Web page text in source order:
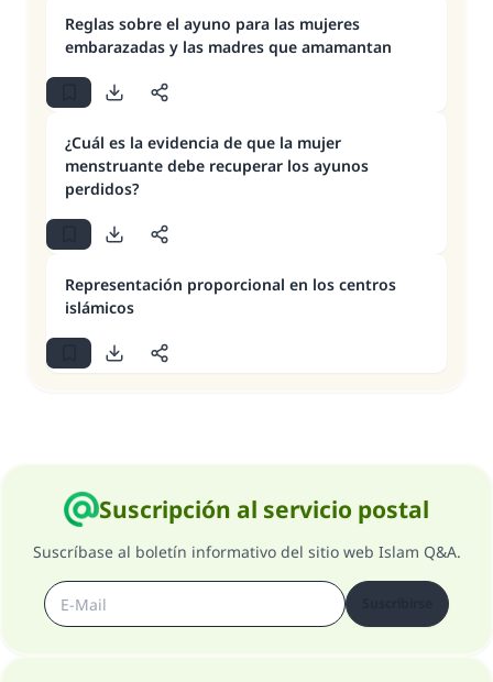
Reglas sobre el ayuno para las mujeres
embarazadas y las madres que amamantan
¿Cuál es la evidencia de que la mujer
menstruante debe recuperar los ayunos
perdidos?
Representación proporcional en los centros
islámicos
Suscripción al servicio postal
Suscríbase al boletín informativo del sitio web Islam Q&A.